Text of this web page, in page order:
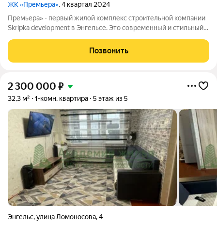
ЖК «Премьера», 4 квартал 2024
Премьера» - первый жилой комплекс строительной компании
Skripka development в Энгельсе. Это современный и стильный
комфорта. «Премьера». Вы - в самом центре событий! Детские
сады, школа,
Позвонить
2 300 000 ₽
32,3 м² 1-комн. квартира 5 этаж из 5
Энгельс,улица Ломоносова,4